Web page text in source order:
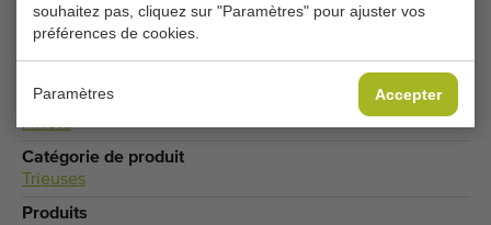
souhaitez pas, cliquez sur "Paramètres" pour ajuster vos
préférences de cookies.
Paramètres Accepter
Type
Trieuses pour poivrons
Marque
Aweta
Catégorie de produit
Trieuses
Produits